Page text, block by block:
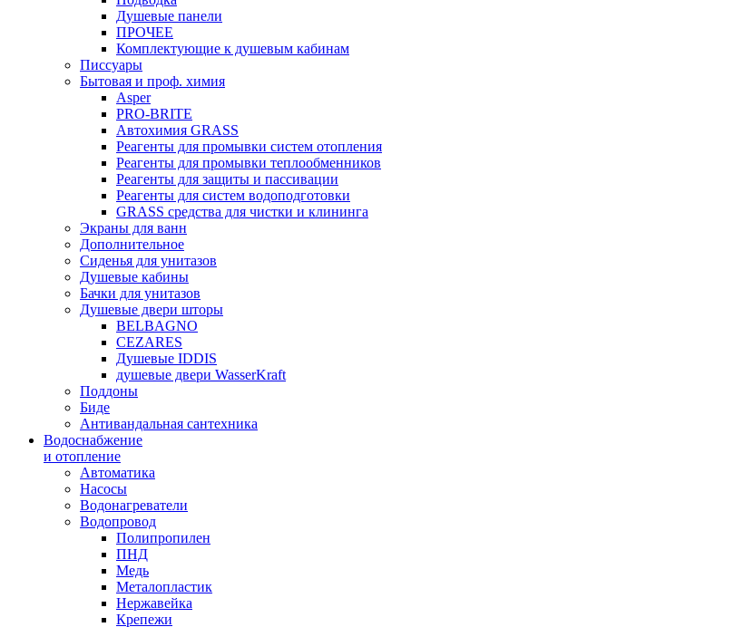
Душевые панели
ПРОЧЕЕ
Комплектующие к душевым кабинам
Писсуары
Бытовая и проф. химия
Asper
PRO-BRITE
Автохимия GRASS
Реагенты для промывки систем отопления
Реагенты для промывки теплообменников
Реагенты для защиты и пассивации
Реагенты для систем водоподготовки
GRASS средства для чистки и клининга
Экраны для ванн
Дополнительное
Сиденья для унитазов
Душевые кабины
Бачки для унитазов
Душевые двери шторы
BELBAGNO
CEZARES
Душевые IDDIS
душевые двери WasserKraft
Поддоны
Биде
Антивандальная сантехника
Водоснабжение
и отопление
Автоматика
Насосы
Водонагреватели
Водопровод
Полипропилен
ПНД
Медь
Металопластик
Нержавейка
Крепежи